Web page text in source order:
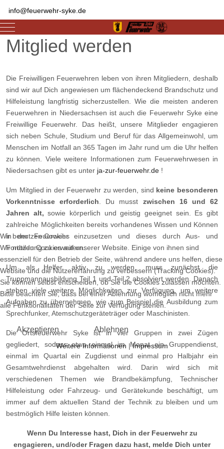
info@feuerwehr-syke.de
Mobile Menu Toggle
Mitglied werden
Die Freiwilligen Feuerwehren leben von ihren Mitgliedern, deshalb
sind wir auf Dich angewiesen um flächendeckend Brandschutz und
Hilfeleistung langfristig sicherzustellen. Wie die meisten anderen
Feuerwehren in Niedersachsen ist auch die Feuerwehr Syke eine
Freiwillige Feuerwehr. Das heißt, unsere Mitglieder engagieren
sich neben Schule, Studium und Beruf für das Allgemeinwohl, um
Menschen im Notfall an 365 Tagen im Jahr rund um die Uhr helfen
zu können. Viele weitere Informationen zum Feuerwehrwesen in
Niedersachsen gibt es unter ja-zur-feuerwehr.de !
Um Mitglied in der Feuerwehr zu werden, sind keine besonderen
Vorkenntnisse erforderlich . Du musst zwischen 16 und 62
Jahren alt, sowie körperlich und geistig geeignet sein. Es gibt
zahlreiche Möglichkeiten bereits vorhandenes Wissen und Können
in der Feuerwehr einzusetzen und dieses durch Aus- und
Fortbildung zu erweitern.
Um als Helfer aktiv zu werden, muss zunächst die
Truppmannausbildung Teil 1 und Teil 2 absolviert werden. Danach
stehen viele weitere Möglichkeiten zur Verfügung, um weitere
Aufgaben zu übernehmen, wie zum Beispiel die Ausbildung zum
Sprechfunker, Atemschutzgeräteträger oder Maschinisten.
Die Ortsfeuerwehr Syke ist in vier Gruppen in zwei Zügen
gegliedert, sodass etwa einmal im Monat ein Gruppendienst,
einmal im Quartal ein Zugdienst und einmal pro Halbjahr ein
Gesamtwehrdienst abgehalten wird. Darin wird sich mit
verschiedenen Themen wie Brandbekämpfung, Technischer
Hilfeleistung oder Fahrzeug- und Gerätekunde beschäftigt, um
immer auf dem aktuellen Stand der Technik zu bleiben und um
bestmöglich Hilfe leisten können.
Wenn Du Interesse hast, Dich in der Feuerwehr zu
engagieren, und/oder Fragen dazu hast, melde Dich unter
Wir benutzen Cookies
Wir nutzen Cookies auf unserer Website. Einige von ihnen sind
essenziell für den Betrieb der Seite, während andere uns helfen, diese
Website und die Nutzererfahrung zu verbessern (Tracking Cookies).
Sie können selbst entscheiden, ob Sie die Cookies zulassen möchten.
Bitte beachten Sie, dass bei einer Ablehnung womöglich nicht mehr
alle Funktionalitäten der Seite zur Verfügung stehen.
Akzeptieren Ablehnen
Weitere Informationen |Impressum